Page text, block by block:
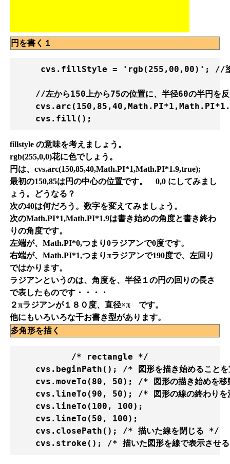
円を書く１
cvs.fillStyle = 'rgb(255,00,00)'; //塗
//左から150上から75の位置に、半径60の半円を反
fillstyle の意味を考えましょう。
rgb(255,0,0)花に色でしょう。
円は、cvs.arc(150,85,40,Math.PI*1,Math.PI*1.9,true);
最初の150,85は円の中心の位置です。 0,0 にしてみまし
ょう。どうなる？
次の40は何だろう。数字を変えてみましょう。
次のMath.PI*1,Math.PI*1.9は書き始めの角度と書き終わ
りの角度です。
左端が、Math.PI*0,つまり0ラジアンで0度です。
右端が、Math.PI*1,つまりπラジアンで190度で、左回り
ではかります。
ラジアンというのは、角度を、半径１の円の回りの長さ
で表したものです・・・・
２πラジアンが１８０度、直径×π です。
他にもいろいろな千お書き型があります。
多角形を描く
           /* rectangle */
cvs.beginPath(); /* 図形を描き始めること
cvs.moveTo(80, 50); /* 図形の描き始めを移
cvs.lineTo(90, 50); /* 図形の線の終わりを
    cvs.lineTo(100, 100);
    cvs.lineTo(50, 100);
    cvs.closePath(); /* 描いた線を閉じる */